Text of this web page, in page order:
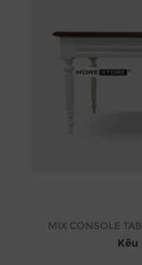
MIX CONSOLE
Kêu